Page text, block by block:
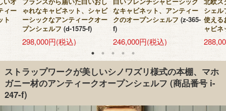
ィー
ト
ゃれなキャビネット、シャビ
ーシックなアンティークオー
プンシェルフ (d-1575-f)
298,000円(税込)
なキャビネット、アンティー
クのオープンシェルフ (z-365-
f)
246,000円(税込)
シェル
使える
ャビネ
ストラップワークが美しいシノワズリ様式の本棚、マホ
ガニー材のアンティークオープンシェルフ (商品番号 i-
247-f)